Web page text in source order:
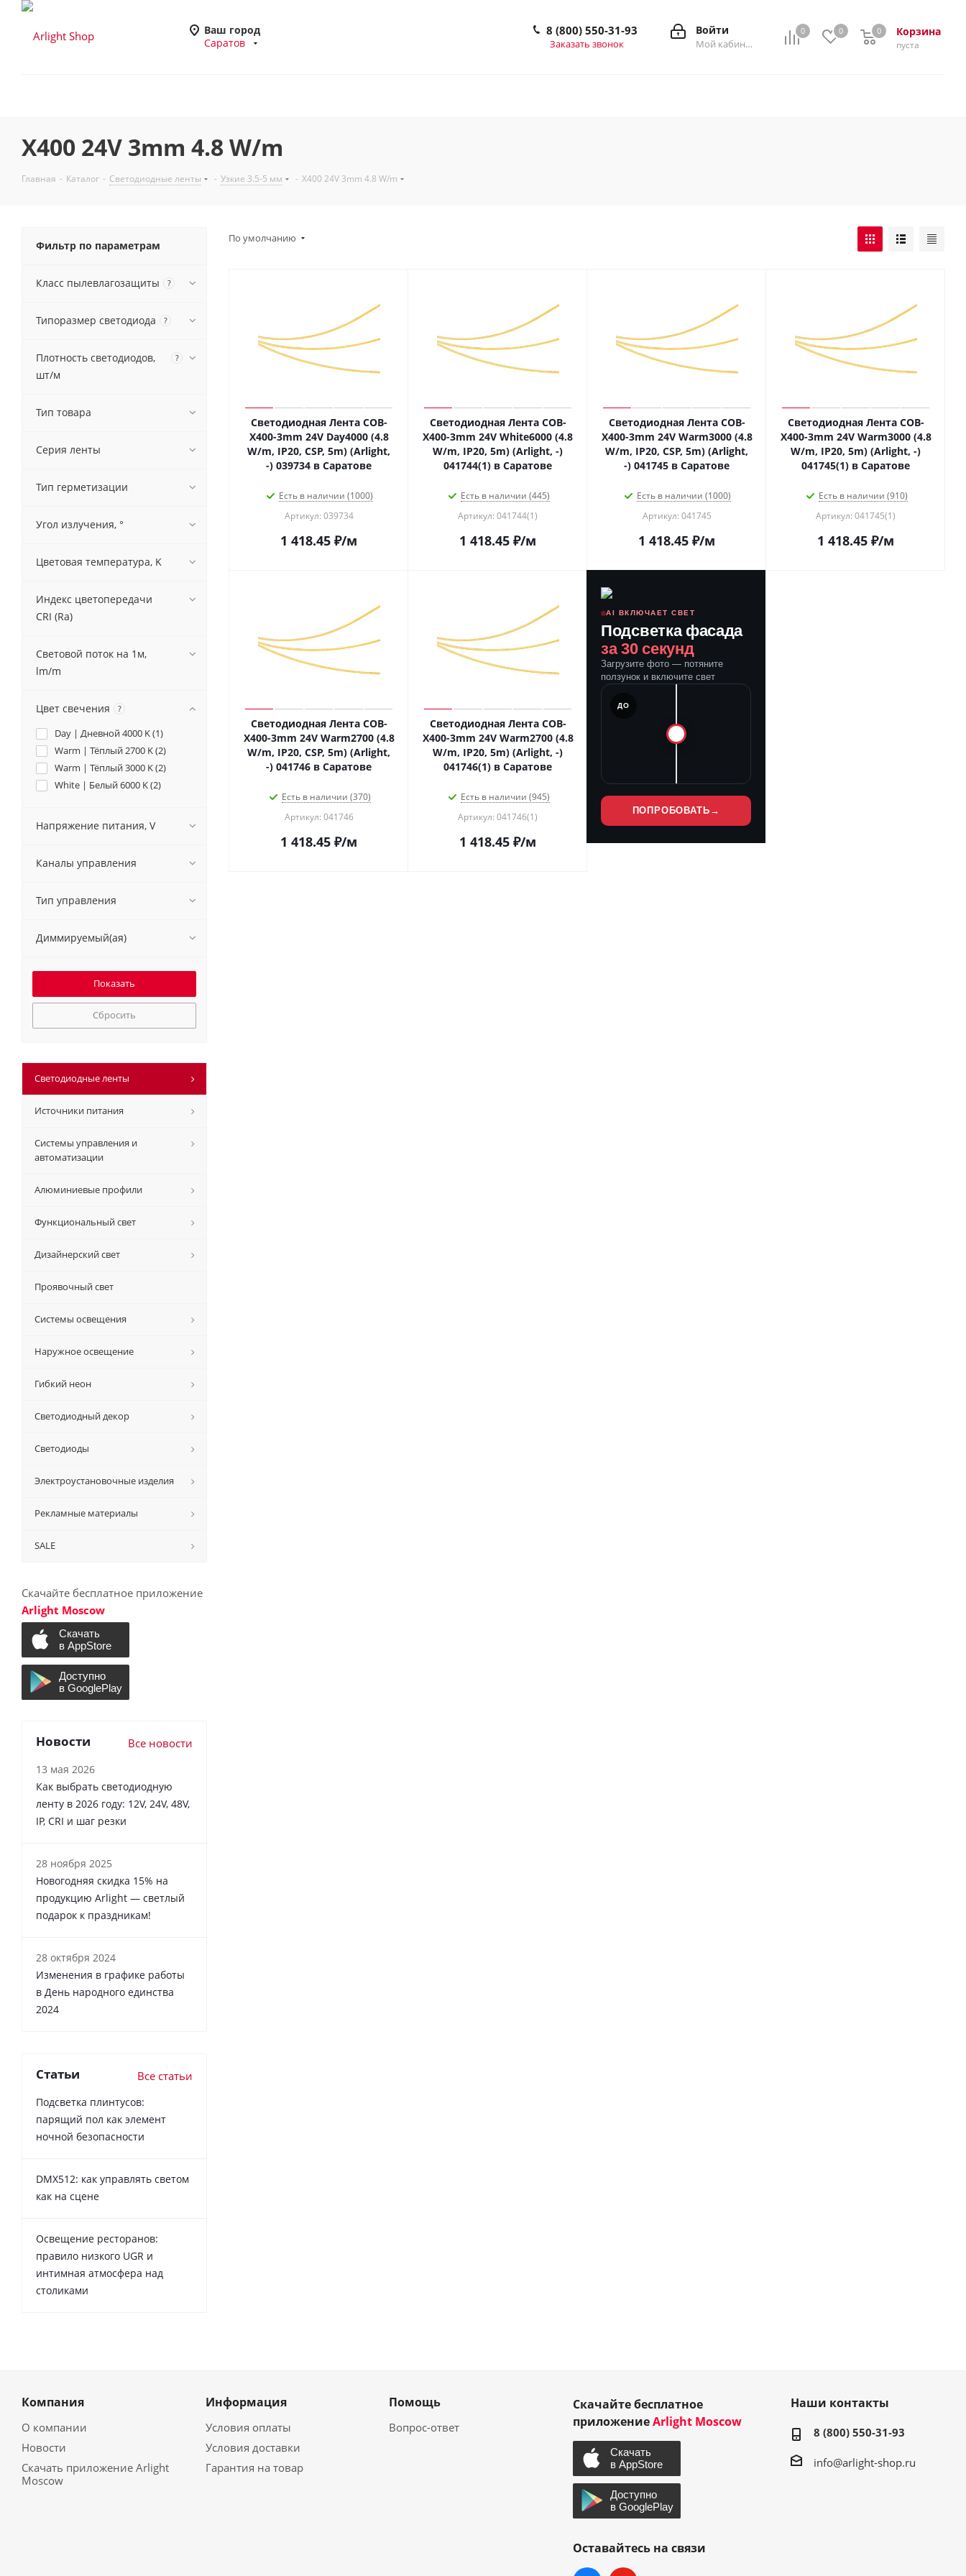
Ваш город
Саратов
0 0 Корзина
0
пуста
0
Войти
Мой кабинет
8 (800) 550-31-93
Заказать звонок
X400 24V 3mm 4.8 W/m
Главная - Каталог - Светодиодные ленты - Узкие 3.5-5 мм - X400 24V 3mm 4.8 W/m
По умолчанию
Светодиодная Лента COB-
X400-3mm 24V Day4000 (4.8
W/m, IP20, CSP, 5m) (Arlight,
-) 039734 в Саратове
Есть в наличии (1000)
Артикул: 039734
1 418.45 ₽/м
Светодиодная Лента COB-
X400-3mm 24V White6000 (4.8
W/m, IP20, 5m) (Arlight, -)
041744(1) в Саратове
Есть в наличии (445)
Артикул: 041744(1)
1 418.45 ₽/м
Светодиодная Лента COB-
X400-3mm 24V Warm3000 (4.8
W/m, IP20, CSP, 5m) (Arlight,
-) 041745 в Саратове
Есть в наличии (1000)
Артикул: 041745
1 418.45 ₽/м
Светодиодная Лента COB-
X400-3mm 24V Warm3000 (4.8
W/m, IP20, 5m) (Arlight, -)
041745(1) в Саратове
Есть в наличии (910)
Артикул: 041745(1)
1 418.45 ₽/м
Светодиодная Лента COB-
X400-3mm 24V Warm2700 (4.8
W/m, IP20, CSP, 5m) (Arlight,
-) 041746 в Саратове
Есть в наличии (370)
Артикул: 041746
1 418.45 ₽/м
Светодиодная Лента COB-
X400-3mm 24V Warm2700 (4.8
W/m, IP20, 5m) (Arlight, -)
041746(1) в Саратове
Есть в наличии (945)
Артикул: 041746(1)
1 418.45 ₽/м
AI ВКЛЮЧАЕТ СВЕТ
Подсветка фасада
за 30 секунд
Загрузите фото — потяните
ползунок и включите свет
ДО
ПОПРОБОВАТЬ →
Фильтр по параметрам
Класс пылевлагозащиты ?
Типоразмер светодиода ?
Плотность светодиодов,
шт/м
?
Тип товара
Серия ленты
Тип герметизации
Угол излучения, °
Цветовая температура, K
Индекс цветопередачи
CRI (Ra)
Световой поток на 1м,
lm/m
Цвет свечения ?
Day | Дневной 4000 K (1)
Warm | Тёплый 2700 K (2)
Warm | Тёплый 3000 K (2)
White | Белый 6000 K (2)
Напряжение питания, V
Каналы управления
Тип управления
Диммируемый(ая)
Сбросить
Светодиодные ленты
Источники питания
Системы управления и
автоматизации
Алюминиевые профили
Функциональный свет
Дизайнерский свет
Проявочный свет
Системы освещения
Наружное освещение
Гибкий неон
Светодиодный декор
Светодиоды
Электроустановочные изделия
Рекламные материалы
SALE
Скачайте бесплатное приложение
Arlight Moscow
Новости Все новости
13 мая 2026
Как выбрать светодиодную
ленту в 2026 году: 12V, 24V, 48V,
IP, CRI и шаг резки
28 ноября 2025
Новогодняя скидка 15% на
продукцию Arlight — светлый
подарок к праздникам!
28 октября 2024
Изменения в графике работы
в День народного единства
2024
Статьи Все статьи
Подсветка плинтусов:
парящий пол как элемент
ночной безопасности
DMX512: как управлять светом
как на сцене
Освещение ресторанов:
правило низкого UGR и
интимная атмосфера над
столиками
Компания
О компании
Новости
Скачать приложение Arlight
Moscow
Информация
Условия оплаты
Условия доставки
Гарантия на товар
Помощь
Вопрос-ответ
Скачайте бесплатное
приложениеArlight Moscow
Оставайтесь на связи
Наши контакты
8 (800) 550-31-93
info@arlight-shop.ru